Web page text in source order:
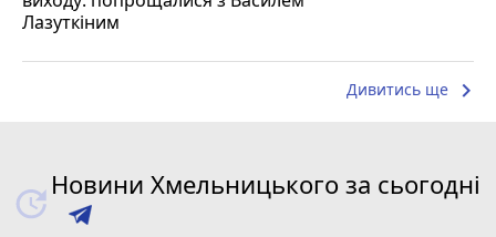
Лазуткіним
Дивитись ще keyboard_arrow_right
Новини Хмельницького за сьогодні